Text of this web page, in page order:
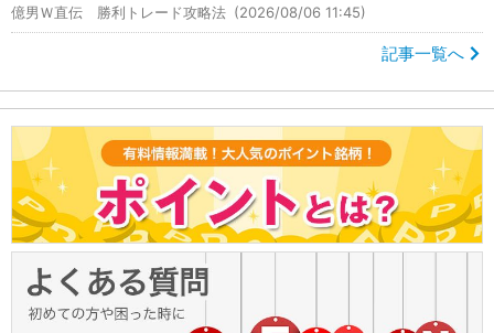
億男Ｗ直伝 勝利トレード攻略法 (2026/08/06 11:45)
記事一覧へ